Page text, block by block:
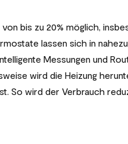
von bis zu 20% möglich,
lassen sich in
Messungen und
wird die Heizung
So wird der Verbrauch